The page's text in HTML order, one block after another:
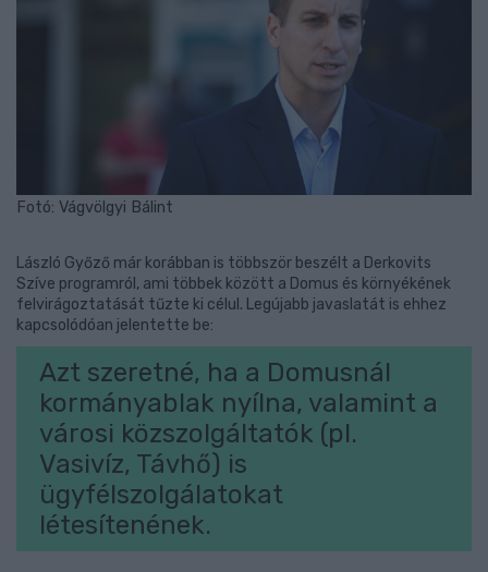
Fotó: Vágvölgyi Bálint
László Győző már korábban is többször beszélt a Derkovits
Szíve programról, ami többek között a Domus és környékének
felvirágoztatását tűzte ki célul. Legújabb javaslatát is ehhez
kapcsolódóan jelentette be:
Azt szeretné, ha a Domusnál
kormányablak nyílna, valamint a
városi közszolgáltatók (pl.
Vasivíz, Távhő) is
ügyfélszolgálatokat
létesítenének.